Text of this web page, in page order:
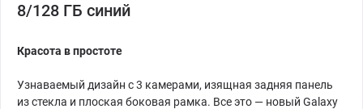
8/128 ГБ синий
Красота в простоте
Узнаваемый дизайн с 3 камерами, изящная задняя панель
из стекла и плоская боковая рамка. Все это — новый Galaxy